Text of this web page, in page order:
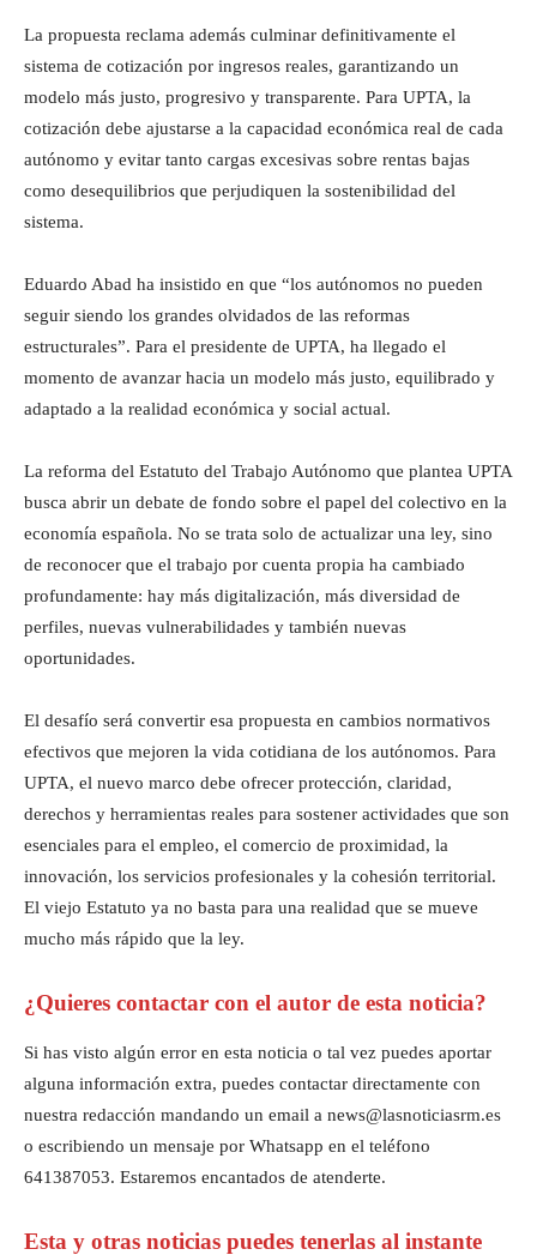
La propuesta reclama además culminar definitivamente el
sistema de cotización por ingresos reales, garantizando un
modelo más justo, progresivo y transparente. Para UPTA, la
cotización debe ajustarse a la capacidad económica real de cada
autónomo y evitar tanto cargas excesivas sobre rentas bajas
como desequilibrios que perjudiquen la sostenibilidad del
sistema.
Eduardo Abad ha insistido en que “los autónomos no pueden
seguir siendo los grandes olvidados de las reformas
estructurales”. Para el presidente de UPTA, ha llegado el
momento de avanzar hacia un modelo más justo, equilibrado y
adaptado a la realidad económica y social actual.
La reforma del Estatuto del Trabajo Autónomo que plantea UPTA
busca abrir un debate de fondo sobre el papel del colectivo en la
economía española. No se trata solo de actualizar una ley, sino
de reconocer que el trabajo por cuenta propia ha cambiado
profundamente: hay más digitalización, más diversidad de
perfiles, nuevas vulnerabilidades y también nuevas
oportunidades.
El desafío será convertir esa propuesta en cambios normativos
efectivos que mejoren la vida cotidiana de los autónomos. Para
UPTA, el nuevo marco debe ofrecer protección, claridad,
derechos y herramientas reales para sostener actividades que son
esenciales para el empleo, el comercio de proximidad, la
innovación, los servicios profesionales y la cohesión territorial.
El viejo Estatuto ya no basta para una realidad que se mueve
mucho más rápido que la ley.
¿Quieres contactar con el autor de esta noticia?
Si has visto algún error en esta noticia o tal vez puedes aportar
alguna información extra, puedes contactar directamente con
nuestra redacción mandando un email a news@lasnoticiasrm.es
o escribiendo un mensaje por Whatsapp en el teléfono
641387053. Estaremos encantados de atenderte.
Esta y otras noticias puedes tenerlas al instante